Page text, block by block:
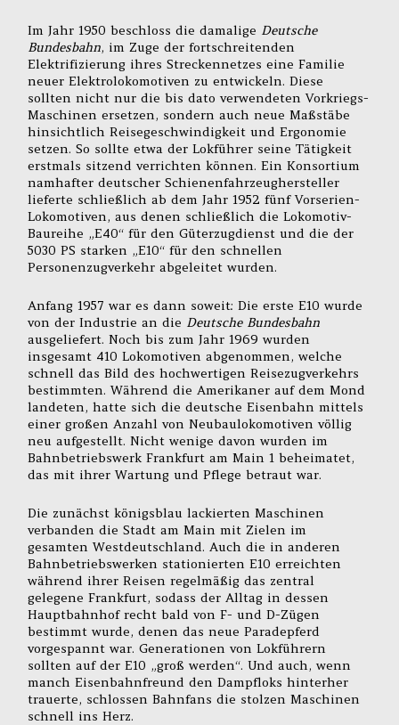
Im Jahr 1950 beschloss die damalige Deutsche
Bundesbahn, im Zuge der fortschreitenden
Elektrifizierung ihres Streckennetzes eine Familie
neuer Elektrolokomotiven zu entwickeln. Diese
sollten nicht nur die bis dato verwendeten Vorkriegs-
Maschinen ersetzen, sondern auch neue Maßstäbe
hinsichtlich Reisegeschwindigkeit und Ergonomie
setzen. So sollte etwa der Lokführer seine Tätigkeit
erstmals sitzend verrichten können. Ein Konsortium
namhafter deutscher Schienenfahrzeughersteller
lieferte schließlich ab dem Jahr 1952 fünf Vorserien-
Lokomotiven, aus denen schließlich die Lokomotiv-
Baureihe „E40“ für den Güterzugdienst und die der
5030 PS starken „E10“ für den schnellen
Personenzugverkehr abgeleitet wurden.
Anfang 1957 war es dann soweit: Die erste E10 wurde
von der Industrie an die Deutsche Bundesbahn
ausgeliefert. Noch bis zum Jahr 1969 wurden
insgesamt 410 Lokomotiven abgenommen, welche
schnell das Bild des hochwertigen Reisezugverkehrs
bestimmten. Während die Amerikaner auf dem Mond
landeten, hatte sich die deutsche Eisenbahn mittels
einer großen Anzahl von Neubaulokomotiven völlig
neu aufgestellt. Nicht wenige davon wurden im
Bahnbetriebswerk Frankfurt am Main 1 beheimatet,
das mit ihrer Wartung und Pflege betraut war.
Die zunächst königsblau lackierten Maschinen
verbanden die Stadt am Main mit Zielen im
gesamten Westdeutschland. Auch die in anderen
Bahnbetriebswerken stationierten E10 erreichten
während ihrer Reisen regelmäßig das zentral
gelegene Frankfurt, sodass der Alltag in dessen
Hauptbahnhof recht bald von F- und D-Zügen
bestimmt wurde, denen das neue Paradepferd
vorgespannt war. Generationen von Lokführern
sollten auf der E10 „groß werden“. Und auch, wenn
manch Eisenbahnfreund den Dampfloks hinterher
trauerte, schlossen Bahnfans die stolzen Maschinen
schnell ins Herz.